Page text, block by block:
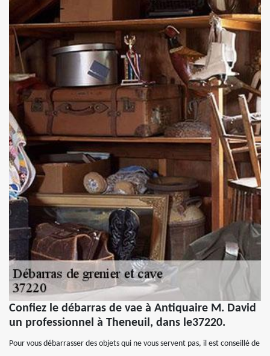
Confiez le débarras de vae à Antiquaire M. David
un professionnel à Theneuil, dans le37220.
Pour vous débarrasser des objets qui ne vous servent pas, il est conseillé de